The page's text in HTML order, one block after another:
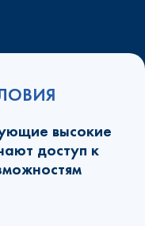
высокие
доступ к